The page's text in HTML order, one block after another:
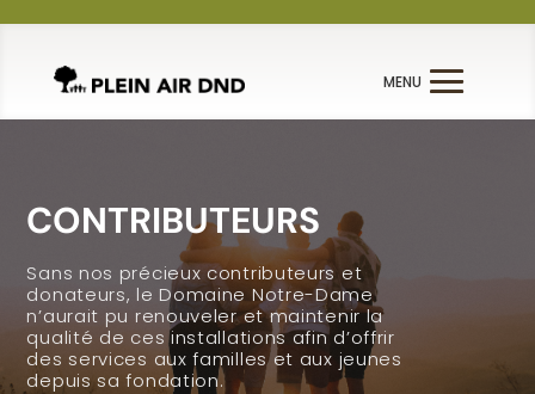
CONTRIBUTEURS
Sans nos précieux contributeurs et
donateurs, le Domaine Notre-Dame
n’aurait pu renouveler et maintenir la
qualité de ces installations afin d’offrir
des services aux familles et aux jeunes
depuis sa fondation.